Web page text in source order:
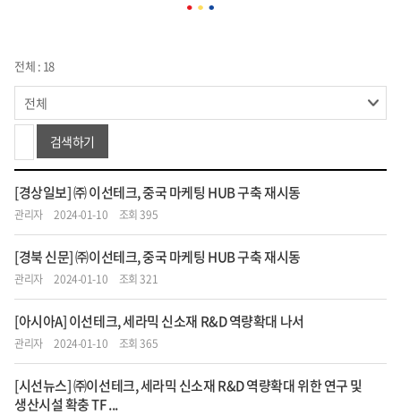
전체 : 18
검색하기
[경상일보] ㈜ 이선테크, 중국 마케팅 HUB 구축 재시동
관리자 2024-01-10 조회 395
[경북 신문] ㈜이선테크, 중국 마케팅 HUB 구축 재시동
관리자 2024-01-10 조회 321
[아시아A] 이선테크, 세라믹 신소재 R&D 역량확대 나서
관리자 2024-01-10 조회 365
[시선뉴스] ㈜이선테크, 세라믹 신소재 R&D 역량확대 위한 연구 및
생산시설 확충 TF ...